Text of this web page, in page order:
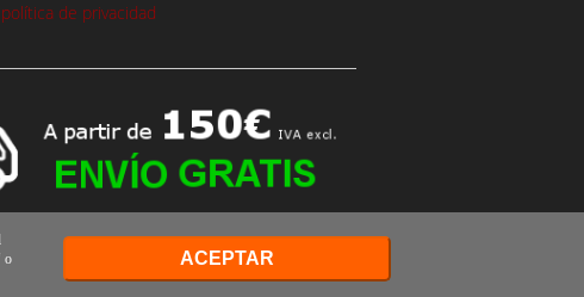
política de privacidad
o
ACEPTAR